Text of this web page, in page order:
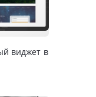
виджет в